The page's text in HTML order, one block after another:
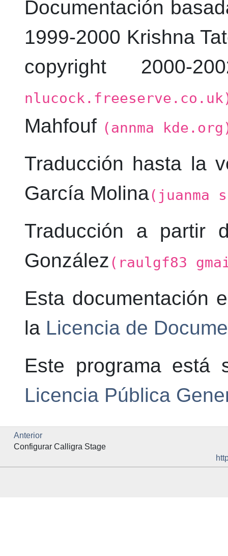
Documentación
1999-2000 Krishna
copyright 2000-
Mahfouf (annma
Traducción hasta la
García Molina(juanma
Traducción a partir
González (raulgf83
Esta documentación
la Licencia de
Este programa está
Licencia Pública
Anterior
Configurar Calligra Stage